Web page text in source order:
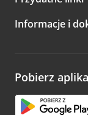
A po wizycie…
Zachęcamy do
opinie.
Informacje i
Pobierz